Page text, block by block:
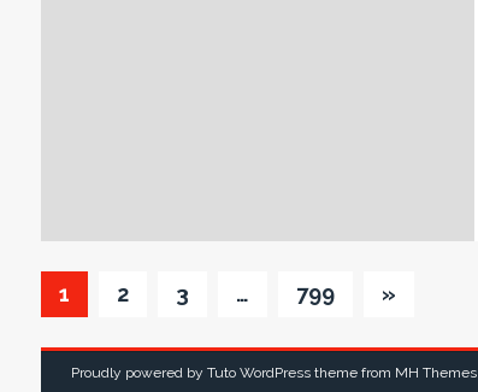
1 2 3 … 799 »
Proudly powered by Tuto WordPress theme from MH Themes